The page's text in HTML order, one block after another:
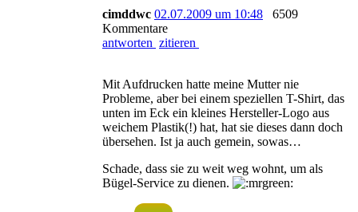
cimddwc 02.07.2009 um 10:48
6509
Kommentare
antworten zitieren
Mit Aufdrucken hatte meine Mutter nie
Probleme, aber bei einem speziellen T-Shirt, das
unten im Eck ein kleines Hersteller-Logo aus
weichem Plastik(!) hat, hat sie dieses dann doch
übersehen. Ist ja auch gemein, sowas…
Schade, dass sie zu weit weg wohnt, um als
Bügel-Service zu dienen.